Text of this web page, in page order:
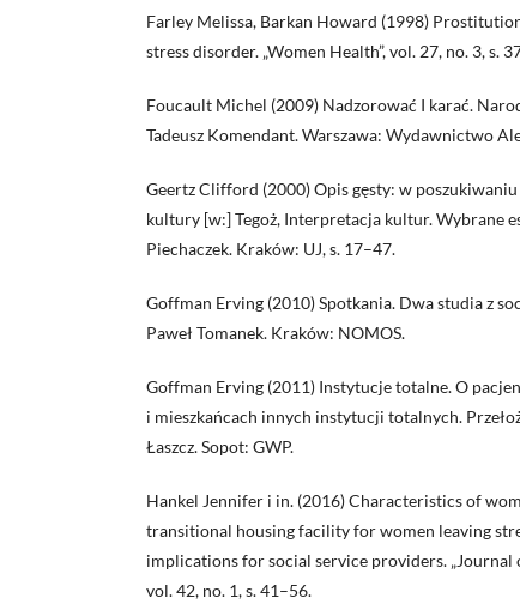
Farley Melissa, Barkan Howard (1998)
stress disorder. „Women Health”, vol. 27, no. 3, s.
Foucault Michel (2009) Nadzorować I karać.
Tadeusz Komendant. Warszawa: Wydawnictwo
Geertz Clifford (2000) Opis gęsty: w
kultury [w:] Tegoż, Interpretacja kultur. Wybrane
Piechaczek. Kraków: UJ, s. 17–47.
Goffman Erving (2010) Spotkania. Dwa studia z
Paweł Tomanek. Kraków: NOMOS.
Goffman Erving (2011) Instytucje totalne. O
i mieszkańcach innych instytucji totalnych.
Łaszcz. Sopot: GWP.
Hankel Jennifer i in. (2016) Characteristics of
transitional housing facility for women leaving
implications for social service providers. „Journal
vol. 42, no. 1, s. 41–56.